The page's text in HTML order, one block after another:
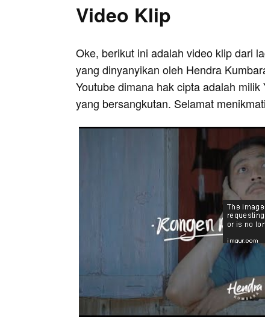
Video Klip
Oke, berikut ini adalah video klip dari
yang dinyanyikan oleh Hendra
Youtube dimana hak cipta adalah
yang bersangkutan. Selamat